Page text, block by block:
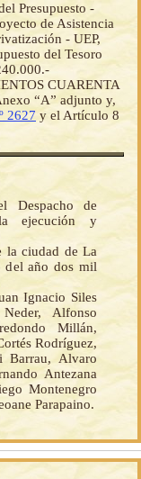
Presupuesto -
de Asistencia
- UEP,
del Tesoro
CUARENTA
“A” adjunto y,
2627 y el Artículo 8
Despacho de
ejecución y
la ciudad de La
del año dos mil
Ignacio Siles
Alfonso
Millán,
Rodríguez,
Barrau, Alvaro
Antezana
Montenegro
Parapaino.